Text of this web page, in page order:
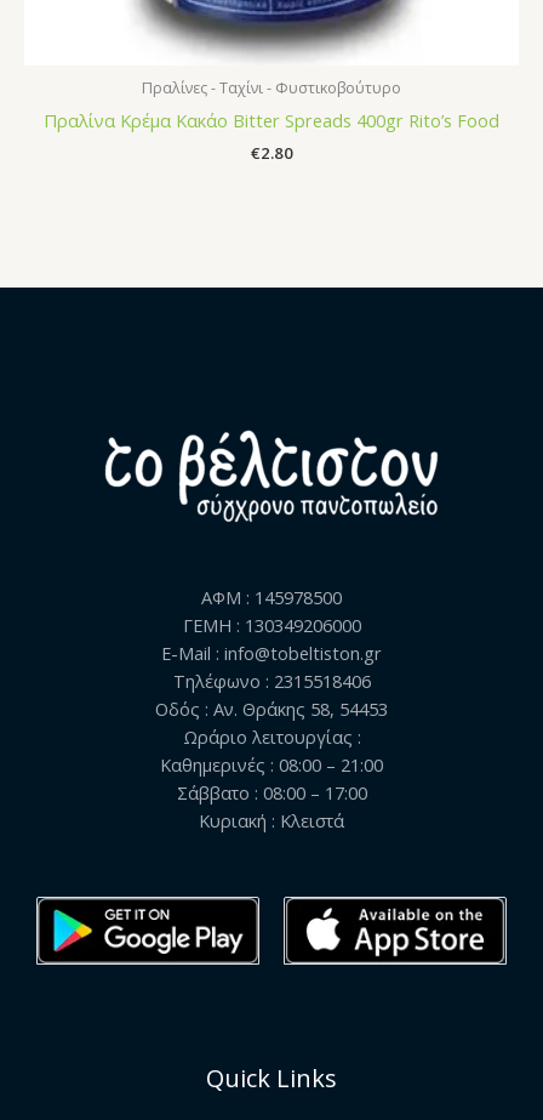
Πραλίνες - Ταχίνι - Φυστικοβούτυρο
Πραλίνα Κρέμα Κακάο Bitter Spreads 400gr Rito’s Food
€2.80
ΑΦΜ : 145978500
ΓΕΜΗ : 130349206000
E-Mail : info@tobeltiston.gr
Τηλέφωνο : 2315518406
Οδός : Αν. Θράκης 58, 54453
Ωράριο λειτουργίας :
Καθημερινές : 08:00 – 21:00
Σάββατο : 08:00 – 17:00
Κυριακή : Κλειστά
Quick Links